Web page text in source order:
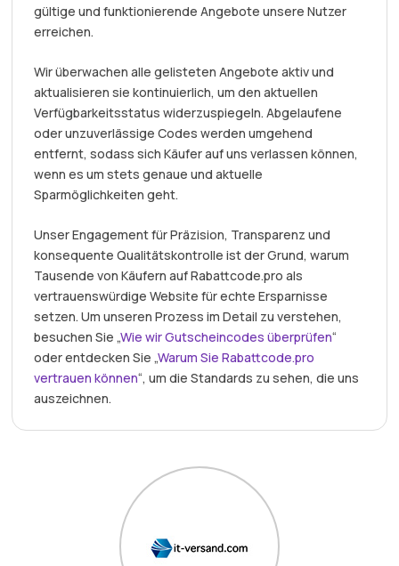
gültige und funktionierende Angebote unsere Nutzer
erreichen.
Wir überwachen alle gelisteten Angebote aktiv und
aktualisieren sie kontinuierlich, um den aktuellen
Verfügbarkeitsstatus widerzuspiegeln. Abgelaufene
oder unzuverlässige Codes werden umgehend
entfernt, sodass sich Käufer auf uns verlassen können,
wenn es um stets genaue und aktuelle
Sparmöglichkeiten geht.
Unser Engagement für Präzision, Transparenz und
konsequente Qualitätskontrolle ist der Grund, warum
Tausende von Käufern auf Rabattcode.pro als
vertrauenswürdige Website für echte Ersparnisse
setzen. Um unseren Prozess im Detail zu verstehen,
besuchen Sie „Wie wir Gutscheincodes überprüfen“
oder entdecken Sie „Warum Sie Rabattcode.pro
vertrauen können“, um die Standards zu sehen, die uns
auszeichnen.